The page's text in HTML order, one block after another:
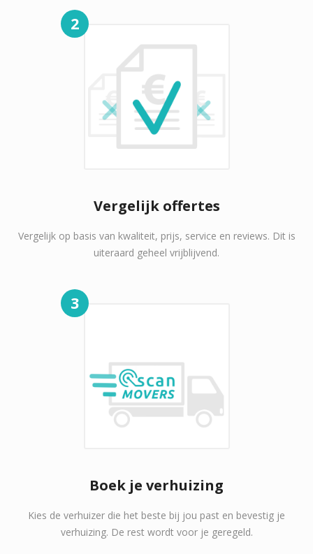
2
Vergelijk offertes
Vergelijk op basis van kwaliteit, prijs, service en reviews. Dit is
uiteraard geheel vrijblijvend.
3
Boek je verhuizing
Kies de verhuizer die het beste bij jou past en bevestig je
verhuizing. De rest wordt voor je geregeld.